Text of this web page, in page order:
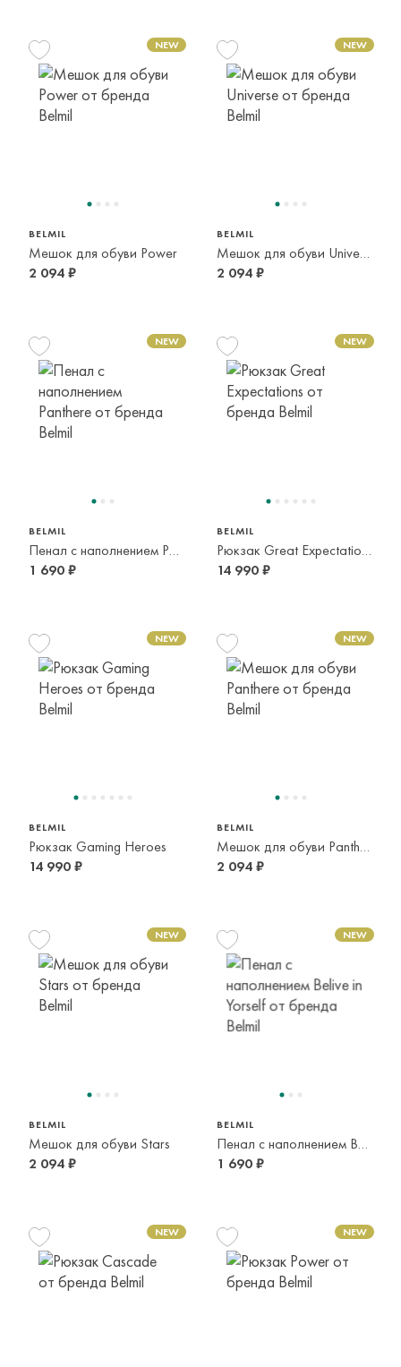
BELMIL
Мешок для обуви Power
2 094 ₽
BELMIL
Мешок для обуви Universe
2 094 ₽
BELMIL
Пенал с наполнением Panthere
1 690 ₽
BELMIL
Рюкзак Great Expectations
14 990 ₽
BELMIL
Рюкзак Gaming Heroes
14 990 ₽
BELMIL
Мешок для обуви Panthere
2 094 ₽
BELMIL
Мешок для обуви Stars
2 094 ₽
BELMIL
Пенал с наполнением Belive in Yorself
1 690 ₽